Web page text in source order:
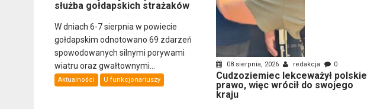
służba gołdapskich strażaków
W dniach 6-7 sierpnia w powiecie
gołdapskim odnotowano 69 zdarzeń
spowodowanych silnymi porywami
wiatru oraz gwałtownymi...
Aktualności U funkcjonariuszy
08 sierpnia, 2026 redakcja 0
Cudzoziemiec lekceważył polskie
prawo, więc wrócił do swojego
kraju